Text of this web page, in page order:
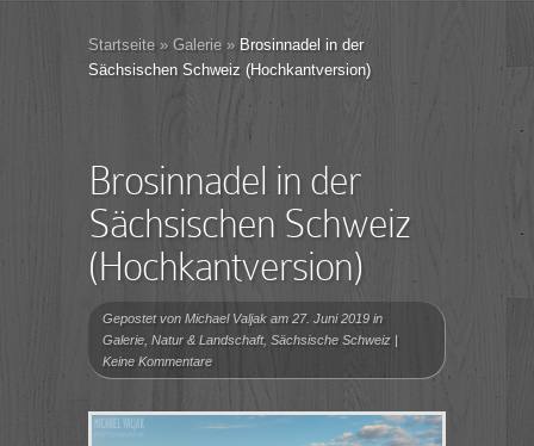
Startseite » Galerie » Brosinnadel in der
Sächsischen Schweiz (Hochkantversion)
Brosinnadel in der
Sächsischen Schweiz
(Hochkantversion)
Gepostet von Michael Valjak am 27. Juni 2019 in
Galerie Natur & Landschaft, Sächsische Schweiz |
Keine Kommentare